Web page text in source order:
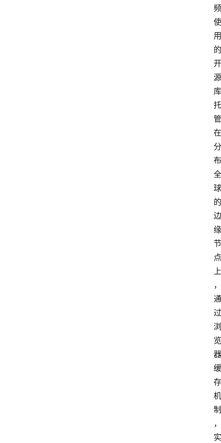
频
使
用
的
开
源
库
托
管
在
分
布
全
球
的
边
缘
节
点
上
，
通
过
浏
览
器
缓
存
机
制
，
实